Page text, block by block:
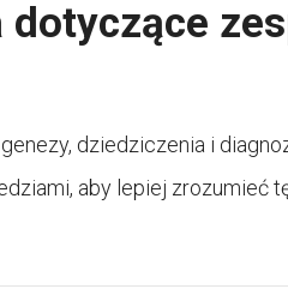
dziedziczenia i
aby lepiej zrozumieć